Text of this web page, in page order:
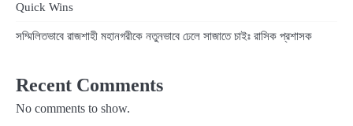
Quick Wins
সম্মিলিতভাবে রাজশাহী মহানগরীকে নতুনভাবে ঢেলে সাজাতে চাইঃ রাসিক প্রশাসক
Recent Comments
No comments to show.